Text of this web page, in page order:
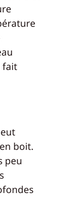
fait
boit.
peu